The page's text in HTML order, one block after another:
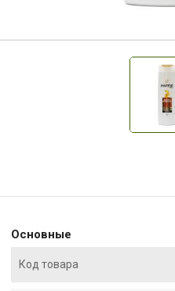
П.
Лежу
Основные
Код товара